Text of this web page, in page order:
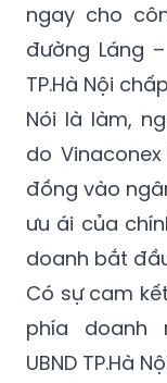
ngay cho
đường Láng
TP.Hà Nội
Nói là làm,
do
đồng vào
ưu ái của
doanh bắt
Có sự cam
phía doanh
UBND TP.Hà